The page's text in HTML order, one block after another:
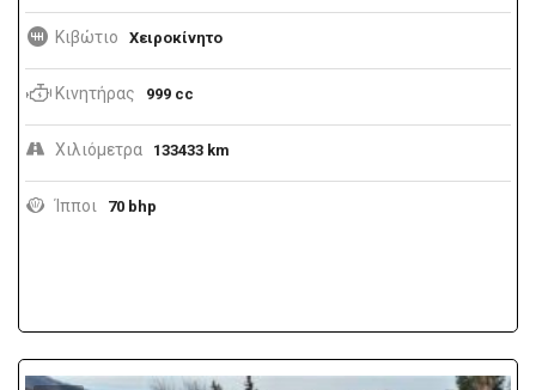
Κιβώτιο Χειροκίνητο
Κινητήρας 999 cc
Χιλιόμετρα 133433 km
Ίπποι 70 bhp